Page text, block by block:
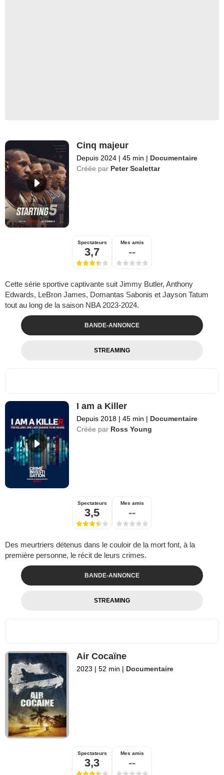
Cinq majeur
Depuis 2024 | 45 min | Documentaire
Créée par Peter Scalettar
Spectateurs
3,7
Mes amis
--
Cette série sportive captivante suit Jimmy Butler, Anthony
Edwards, LeBron James, Domantas Sabonis et Jayson Tatum
tout au long de la saison NBA 2023-2024.
BANDE-ANNONCE
STREAMING
I am a Killer
Depuis 2018 | 45 min | Documentaire
Créée par Ross Young
Spectateurs
3,5
Mes amis
--
Des meurtriers détenus dans le couloir de la mort font, à la
première personne, le récit de leurs crimes.
BANDE-ANNONCE
STREAMING
Air Cocaïne
2023 | 52 min | Documentaire
Spectateurs
3,3
Mes amis
--